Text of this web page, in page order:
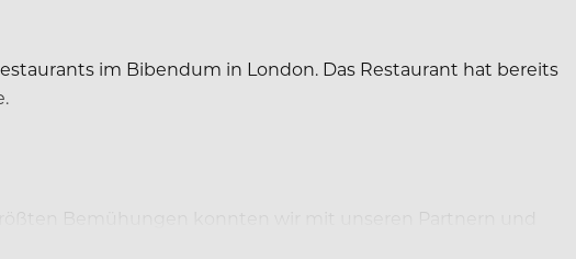
im Bibendum in London. Das Restaurant hat bereits
Bemühungen konnten wir mit unseren Partnern und
überzugehen”.